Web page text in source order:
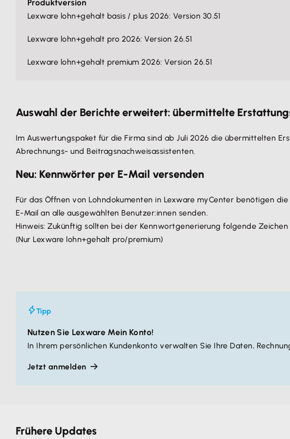
Produktversion
Lexware lohn+gehalt basis / plus 2026: Version 30.51
Lexware lohn+gehalt pro 2026: Version 26.51
Lexware lohn+gehalt premium 2026: Version 26.51
Auswahl der Berichte erweitert: übermittelte
Im Auswertungspaket für die Firma sind ab Juli 2026 die übermittelten
Abrechnungs- und Beitragsnachweisassistenten.
Neu: Kennwörter per E-Mail versenden
Für das Öffnen von Lohndokumenten in Lexware myCenter benötigen
E-Mail an alle ausgewählten Benutzer:innen senden.
Hinweis: Zukünftig sollten bei der Kennwortgenerierung folgende Zeichen
(Nur Lexware lohn+gehalt pro/premium)
Tipp
Nutzen Sie Lexware Mein Konto!
In Ihrem persönlichen Kundenkonto verwalten Sie Ihre Daten,
Jetzt anmelden
Frühere Updates